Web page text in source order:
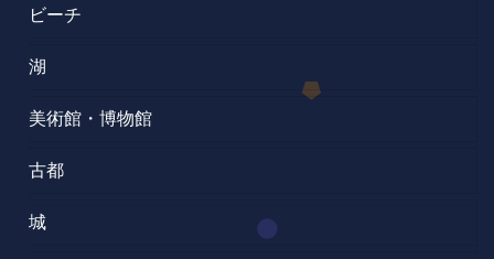
ビーチ
湖
美術館・博物館
古都
城